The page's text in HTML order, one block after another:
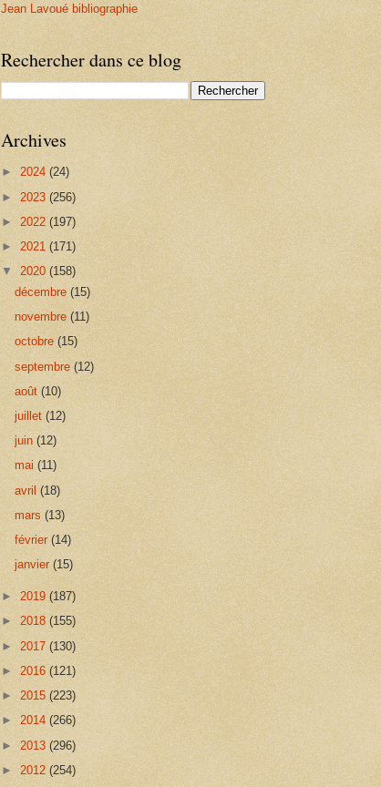
Jean Lavoué bibliographie
Rechercher dans ce blog
Archives
► 2024 (24)
► 2023 (256)
► 2022 (197)
► 2021 (171)
▼ 2020 (158)
décembre(15)
novembre(11)
octobre(15)
septembre(12)
août(10)
juillet(12)
juin(12)
mai(11)
avril(18)
mars(13)
février(14)
janvier(15)
► 2019 (187)
► 2018 (155)
► 2017 (130)
► 2016 (121)
► 2015 (223)
► 2014 (266)
► 2013 (296)
► 2012 (254)